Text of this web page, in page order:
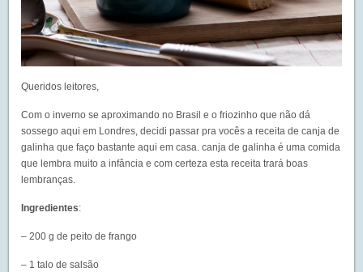
Queridos leitores,
Com o inverno se aproximando no Brasil e o friozinho que não dá
sossego aqui em Londres, decidi passar pra vocês a receita de canja de
galinha que faço bastante aqui em casa. canja de galinha é uma comida
que lembra muito a infância e com certeza esta receita trará boas
lembranças.
Ingredientes:
– 200 g de peito de frango
– 1 talo de salsão